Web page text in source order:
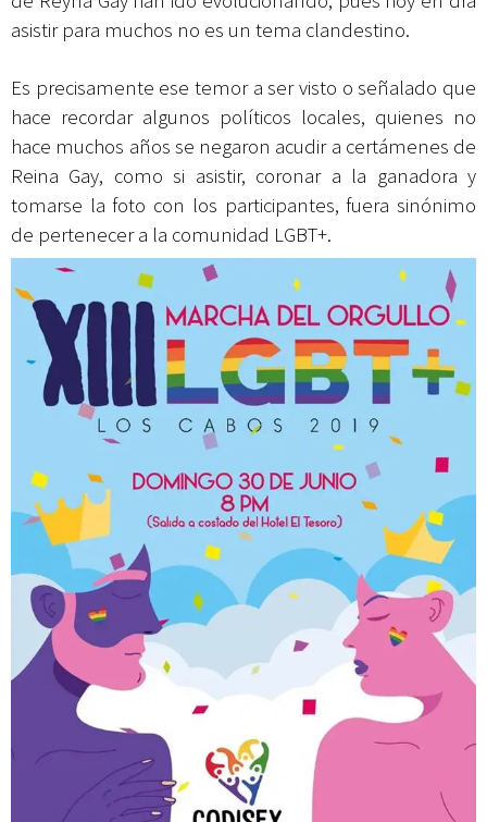
asistir para muchos no es un tema clandestino.
Es precisamente ese temor a ser visto o señalado que
hace recordar algunos políticos locales, quienes no
hace muchos años se negaron acudir a certámenes de
Reina Gay, como si asistir, coronar a la ganadora y
tomarse la foto con los participantes, fuera sinónimo
de pertenecer a la comunidad LGBT+.